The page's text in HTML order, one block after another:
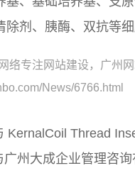
除剂、胰酶、双抗等
络专注网站建设，广州
News/6766.html
KernalCoil Thread
广州大成企业管理咨